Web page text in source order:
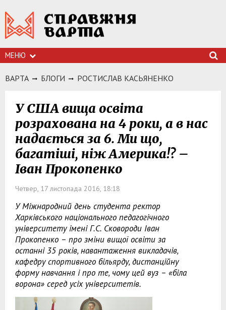
МЕНЮ
ВАРТА БЛОГИ РОСТИСЛАВ КАСЬЯНЕНКО
У США вища освіта
розрахована на 4 роки, а в нас
надається за 6. Ми що,
багатіші, ніж Америка!? –
Іван Прокопенко
Четвер, 17 листопада 2016, 18:18
У Міжнародний день студента ректор
Харківського національного педагогічного
університету імені Г.С. Сковороди Іван
Прокопенко – про зміни вищої освіти за
останні 35 років, навантаження викладачів,
кафедру спортивного більярду, дистанційну
форму навчання і про те, чому цей вуз – «біла
ворона» серед усіх університетів.